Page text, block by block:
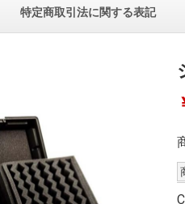
特定商取引法に関する表記